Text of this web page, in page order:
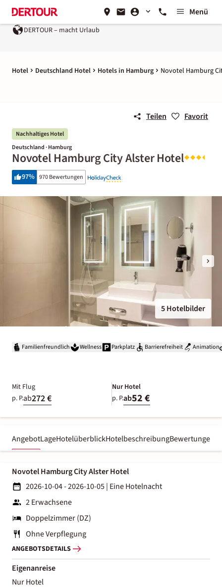
Menü
DERTOUR – macht Urlaub
Hotel Deutschland Hotel Hotels in Hamburg Novotel Hamburg
Teilen Favorit
Nachhaltiges Hotel
Deutschland · Hamburg
Novotel Hamburg City Alster Hotel
97% 970 Bewertungen
5 Hotelbilder
Familienfreundlich Wellness Parkplatz Barrierefreiheit Animation
Mit Flug
p. P.ab272 €
Nur Hotel
p. P.ab52 €
AngebotLageHotelüberblickHotelbeschreibungBewertungen
Novotel Hamburg City Alster Hotel
2026-10-04 - 2026-10-05| Eine Hotelnacht
2 Erwachsene
Doppelzimmer (DZ)
Ohne Verpflegung
ANGEBOTSDETAILS
Eigenanreise
Nur Hotel